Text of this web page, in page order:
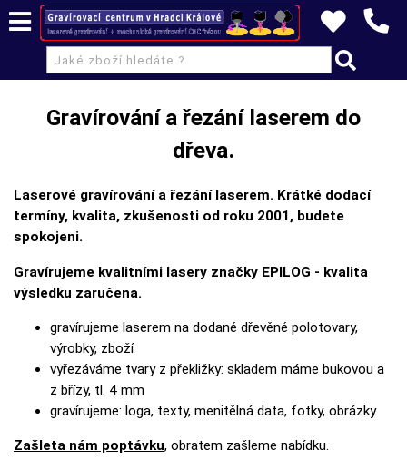
Gravírování a řezání laserem do
dřeva.
Laserové gravírování a řezání laserem. Krátké dodací
termíny, kvalita, zkušenosti od roku 2001, budete
spokojeni.
Gravírujeme kvalitními lasery značky EPILOG - kvalita
výsledku zaručena.
gravírujeme laserem na dodané dřevěné polotovary,
výrobky, zboží
vyřezáváme tvary z překližky: skladem máme bukovou a
z břízy, tl. 4 mm
gravírujeme: loga, texty, menitělná data, fotky, obrázky.
Zašleta nám poptávku, obratem zašleme nabídku.